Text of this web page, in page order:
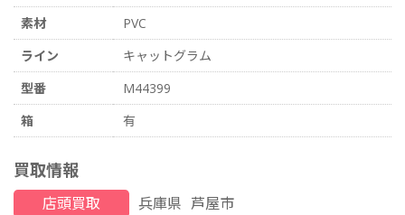
素材
PVC
ライン
キャットグラム
型番
M44399
箱
有
買取情報
店頭買取 兵庫県 芦屋市